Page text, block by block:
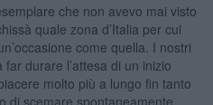
che non avevo mai visto
quale zona d’Italia per cui
come quella. I nostri
durare l’attesa di un inizio
molto più a lungo fin tanto
di scemare spontaneamente.